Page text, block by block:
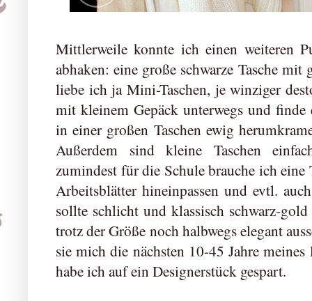
Mittlerweile konnte ich einen weiteren
abhaken: eine große schwarze Tasche
liebe ich ja Mini-Taschen, je winziger
mit kleinem Gepäck unterwegs und
in einer großen Taschen ewig
Außerdem sind kleine Taschen
zumindest für die Schule brauche ich eine
Arbeitsblätter hineinpassen und evtl.
sollte schlicht und klassisch schwarz-
trotz der Größe noch halbwegs elegant
sie mich die nächsten 10-45 Jahre
habe ich auf ein Designerstück gespart.